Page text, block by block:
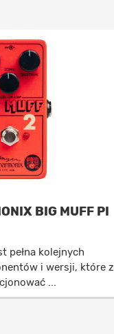
BIG MUFF PI
pełna kolejnych
i wersji, które z
...